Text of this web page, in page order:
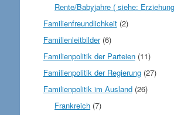
Rente/Babyjahre ( siehe:
Familienfreundlichkeit(2)
Familienleitbilder(6)
Familienpolitik der Parteien(11)
Familienpolitik der Regierung(27)
Familienpolitik im Ausland(26)
Frankreich (7)